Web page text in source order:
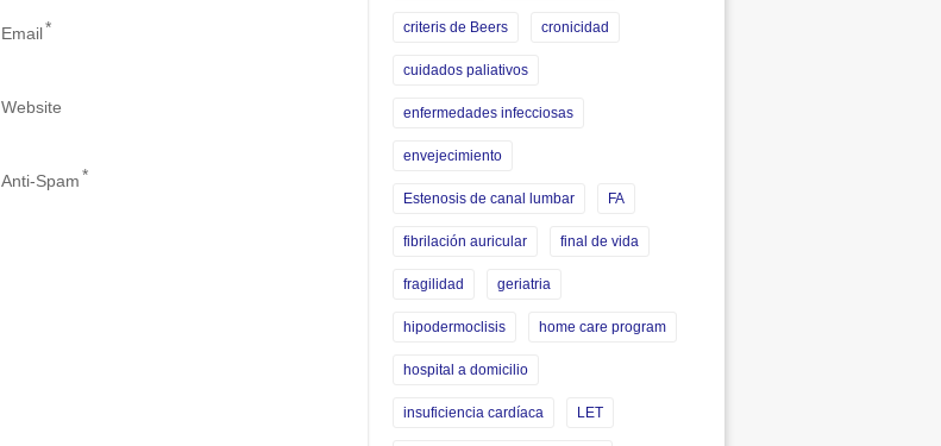
Email*
Website
Anti-Spam*
criteris de Beers cronicidad
cuidados paliativos
enfermedades infecciosas
envejecimiento
Estenosis de canal lumbar FA
fibrilación auricular final de vida
fragilidad geriatria
hipodermoclisis home care program
hospital a domicilio
insuficiencia cardíaca LET